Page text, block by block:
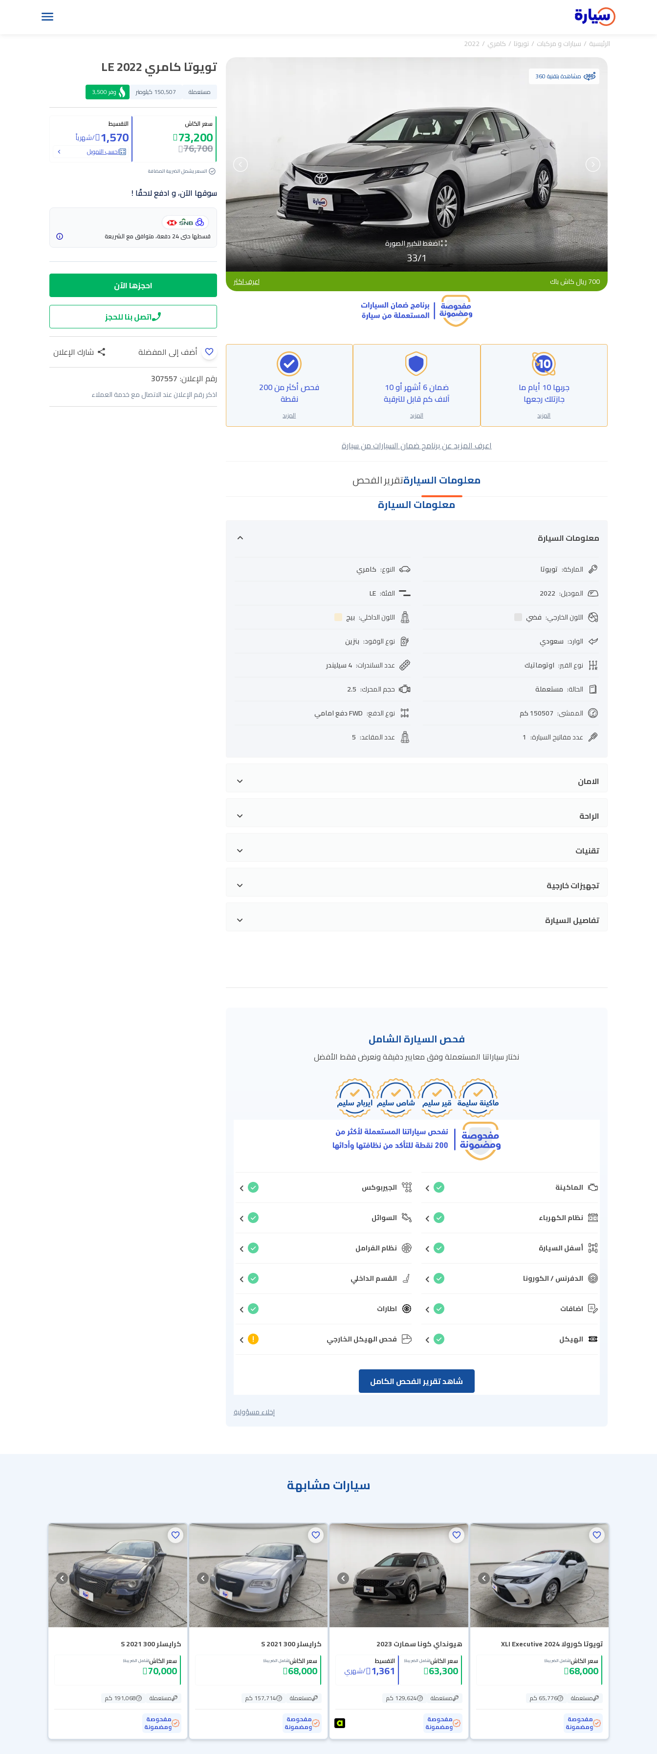
الرئيسية سيارات و مركبات تويوتا كامري 2022
اضغط لتكبير الصورة
1
/
33
مشاهدة بتقنية 360
700 ريال كاش باك اعرف اكثر
جربها 10 أيام ما
جازتلك رجعها
المزيد
ضمان 6 أشهر أو 10
آلاف كم قابل للترقية
المزيد
فحص أكثر من 200
نقطة
المزيد
اعرف المزيد عن برنامج ضمان السيارات من سيارة
معلومات السيارةتقرير الفحص
معلومات السيارة
معلومات السيارة
الماركة: تويوتا النوع: كامري
الموديل:
2022 الفئة:
LE
اللون الخارجي: فضي اللون الداخلي: بيج
الوارد: سعودي نوع الوقود: بنزين
نوع القير: اوتوماتيك عدد السلندرات: 4 سيليندر
الحالة: مستعملة حجم المحرك:
2.5
الممشى: 150507 كم نوع الدفع: FWD دفع امامي
عدد مفاتيح السيارة:
1 عدد المقاعد:
5
الامان
الراحة
تقنيات
تجهيزات خارجية
تفاصيل السيارة
فحص السيارة الشامل
نختار سياراتنا المستعملة وفق معايير دقيقة ونعرض فقط الأفضل
الماكينة الجيربوكس
نظام الكهرباء السوائل
أسفل السيارة نظام الفرامل
الدفرنس / الكورونا القسم الداخلي
اضافات اطارات
الهيكل فحص الهيكل الخارجي
شاهد تقرير الفحص الكامل
إخلاء مسؤولية
تويوتا كامري LE 2022
مستعملة 150,507 كيلومتر وفر3,500
سعر الكاش
73,200
76,700
التقسيط
1,570
/شهرياً
احسب التمويل
السعر يشمل الضريبة المضافة
سوقها الآن، و ادفع لاحقًا !
قسطها حتى 24 دفعة، متوافق مع الشريعة
احجزها الآن
اتصل بنا للحجز
أضف إلى المفضلة
شارك الإعلان
رقم الإعلان: 307557
اذكر رقم الإعلان عند الاتصال مع خدمة العملاء
سيارات مشابهة
تويوتا كورولا XLI Executive 2024
سعر الكاش(شامل الضريبة)
68,000
مستعملة
65,776 كم
مفحوصة
ومضمونة
هيونداي كونا سمارت 2023
سعر الكاش(شامل الضريبة)
63,300
التقسيط
1,361
/شهري
مستعملة
129,624 كم
مفحوصة
ومضمونة
كرايسلر 300 S 2021
سعر الكاش(شامل الضريبة)
68,000
مستعملة
157,714 كم
مفحوصة
ومضمونة
كرايسلر 300 S 2021
سعر الكاش(شامل الضريبة)
70,000
مستعملة
191,068 كم
مفحوصة
ومضمونة